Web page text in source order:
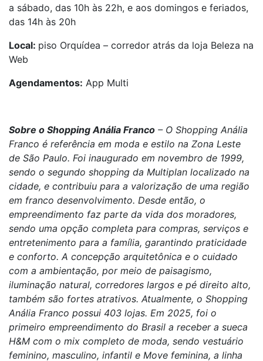
a sábado, das 10h às 22h, e aos domingos e feriados,
das 14h às 20h
Local: piso Orquídea – corredor atrás da loja Beleza na
Web
Agendamentos: App Multi
Sobre o Shopping Anália Franco – O Shopping Anália
Franco é referência em moda e estilo na Zona Leste
de São Paulo. Foi inaugurado em novembro de 1999,
sendo o segundo shopping da Multiplan localizado na
cidade, e contribuiu para a valorização de uma região
em franco desenvolvimento. Desde então, o
empreendimento faz parte da vida dos moradores,
sendo uma opção completa para compras, serviços e
entretenimento para a família, garantindo praticidade
e conforto. A concepção arquitetônica e o cuidado
com a ambientação, por meio de paisagismo,
iluminação natural, corredores largos e pé direito alto,
também são fortes atrativos. Atualmente, o Shopping
Anália Franco possui 403 lojas. Em 2025, foi o
primeiro empreendimento do Brasil a receber a sueca
H&M com o mix completo de moda, sendo vestuário
feminino, masculino, infantil e Move feminina, a linha